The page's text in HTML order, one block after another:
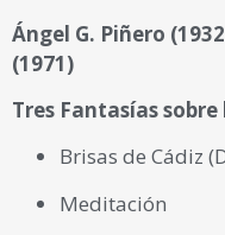
Es fundador y
Orchestra
Asociación Musical
Ángel G. Piñero
(1971)
Tres Fantasías
Brisas de Cádiz
Meditación